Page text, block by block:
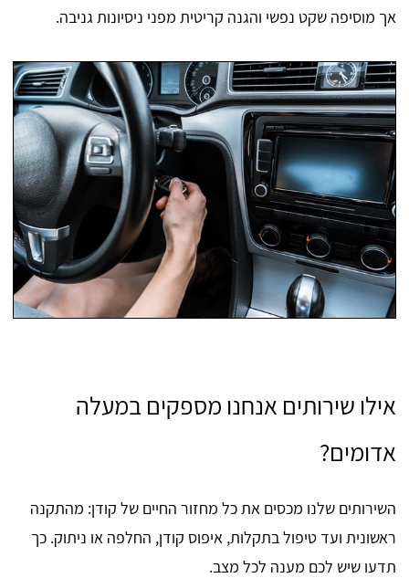
אך מוסיפה שקט נפשי והגנה קריטית מפני ניסיונות גניבה.
אילו שירותים אנחנו מספקים במעלה
אדומים?
השירותים שלנו מכסים את כל מחזור החיים של קודן: מהתקנה
ראשונית ועד טיפול בתקלות, איפוס קודן, החלפה או ניתוק. כך
תדעו שיש לכם מענה לכל מצב.